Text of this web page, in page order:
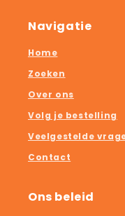
Navigatie
Home
Zoeken
Over ons
Volg je bestelling
Veelgestelde
Contact
Ons beleid